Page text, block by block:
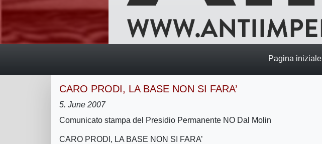
Pagina iniziale
CARO PRODI, LA BASE NON SI FARA’
5. June 2007
Comunicato stampa del Presidio Permanente NO Dal Molin
CARO PRODI, LA BASE NON SI FARA’